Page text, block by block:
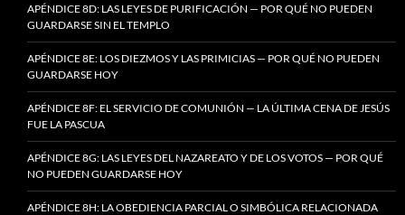
APÉNDICE 8D: LAS LEYES DE PURIFICACIÓN — POR QUÉ NO PUEDEN
GUARDARSE SIN EL TEMPLO
APÉNDICE 8E: LOS DIEZMOS Y LAS PRIMICIAS — POR QUÉ NO PUEDEN
GUARDARSE HOY
APÉNDICE 8F: EL SERVICIO DE COMUNIÓN — LA ÚLTIMA CENA DE JESÚS
FUE LA PASCUA
APÉNDICE 8G: LAS LEYES DEL NAZAREATO Y DE LOS VOTOS — POR QUÉ
NO PUEDEN GUARDARSE HOY
APÉNDICE 8H: LA OBEDIENCIA PARCIAL O SIMBÓLICA RELACIONADA